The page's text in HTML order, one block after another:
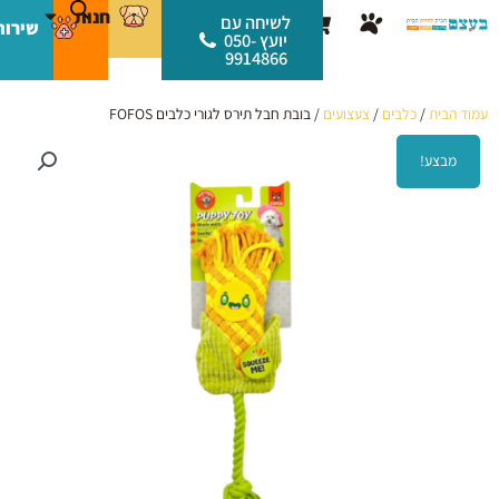
לתוכן
עגלת
קניות
לשיחה עם
יועץ 050-
9914866
חנות
עמוד הבית/ כלבים / צעצועים / בובת חבל תירס לגורי כלבים FOFOS
מבצע!